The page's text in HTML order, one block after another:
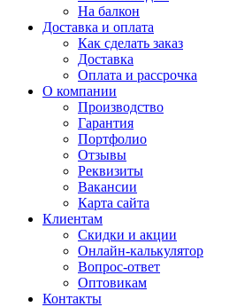
На балкон
Доставка и оплата
Как сделать заказ
Доставка
Оплата и рассрочка
О компании
Производство
Гарантия
Портфолио
Отзывы
Реквизиты
Вакансии
Карта сайта
Клиентам
Скидки и акции
Онлайн-калькулятор
Вопрос-ответ
Оптовикам
Контакты